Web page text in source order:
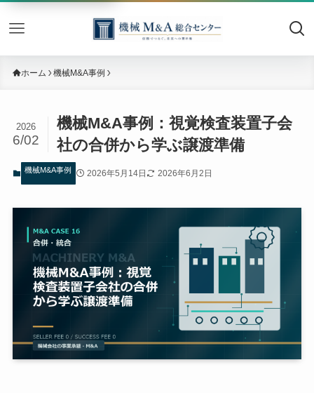
機械
ホーム 機械M&A事例
機械M&A事例：視覚検査装置子会
社の合併から学ぶ譲渡準備
2026
6/02
機械M&A事例 2026年5月14日 2026年6月2日